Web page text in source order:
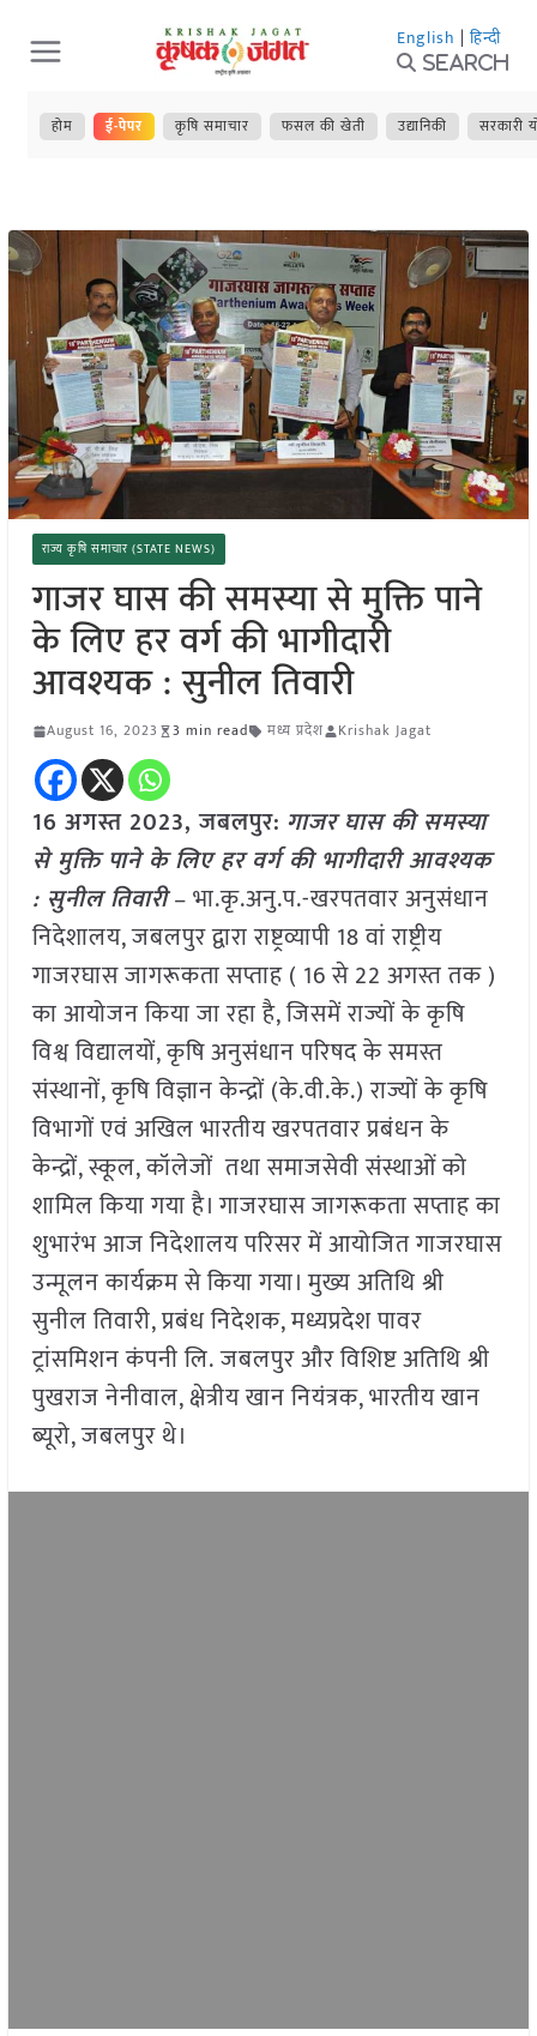
Skip
to
content
English | हिन्दी
Search
होम ई-पेपर कृषि समाचार फसल की खेती उद्यानिकी सरकारी
राज्य कृषि समाचार (STATE NEWS)
गाजर घास की समस्या से मुक्ति पाने
के लिए हर वर्ग की भागीदारी
आवश्यक : सुनील तिवारी
August 16, 2023 3 min read मध्य प्रदेश Krishak Jagat
16 अगस्त 2023, जबलपुर: गाजर घास की समस्या
से मुक्ति पाने के लिए हर वर्ग की भागीदारी आवश्यक
: सुनील तिवारी– भा.कृ.अनु.प.-खरपतवार अनुसंधान
निदेशालय, जबलपुर द्वारा राष्ट्रव्यापी 18 वां राष्ट्रीय
गाजरघास जागरूकता सप्ताह ( 16 से 22 अगस्त तक )
का आयोजन किया जा रहा है, जिसमें राज्यों के कृषि
विश्व विद्यालयों, कृषि अनुसंधान परिषद के समस्त
संस्थानों, कृषि विज्ञान केन्द्रों (के.वी.के.) राज्यों के कृषि
विभागों एवं अखिल भारतीय खरपतवार प्रबंधन के
केन्द्रों, स्कूल, कॉलेजों तथा समाजसेवी संस्थाओं को
शामिल किया गया है। गाजरघास जागरूकता सप्ताह का
शुभारंभ आज निदेशालय परिसर में आयोजित गाजरघास
उन्मूलन कार्यक्रम से किया गया। मुख्य अतिथि श्री
सुनील तिवारी, प्रबंध निदेशक, मध्यप्रदेश पावर
ट्रांसमिशन कंपनी लि. जबलपुर और विशिष्ट अतिथि श्री
पुखराज नेनीवाल, क्षेत्रीय खान नियंत्रक, भारतीय खान
ब्यूरो, जबलपुर थे।